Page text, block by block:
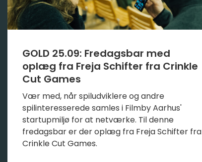
GOLD 25.09: Fredagsbar med
oplæg fra Freja Schifter fra Crinkle
Cut Games
Vær med, når spiludviklere og andre
spilinteresserede samles i Filmby Aarhus'
startupmiljø for at netværke. Til denne
fredagsbar er der oplæg fra Freja Schifter fra
Crinkle Cut Games.